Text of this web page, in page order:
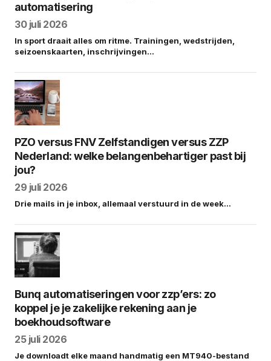
automatisering
30 juli 2026
In sport draait alles om ritme. Trainingen, wedstrijden,
seizoenskaarten, inschrijvingen…
PZO versus FNV Zelfstandigen versus ZZP
Nederland: welke belangenbehartiger past bij
jou?
29 juli 2026
Drie mails in je inbox, allemaal verstuurd in de week…
Bunq automatiseringen voor zzp’ers: zo
koppel je je zakelijke rekening aan je
boekhoudsoftware
25 juli 2026
Je downloadt elke maand handmatig een MT940-bestand